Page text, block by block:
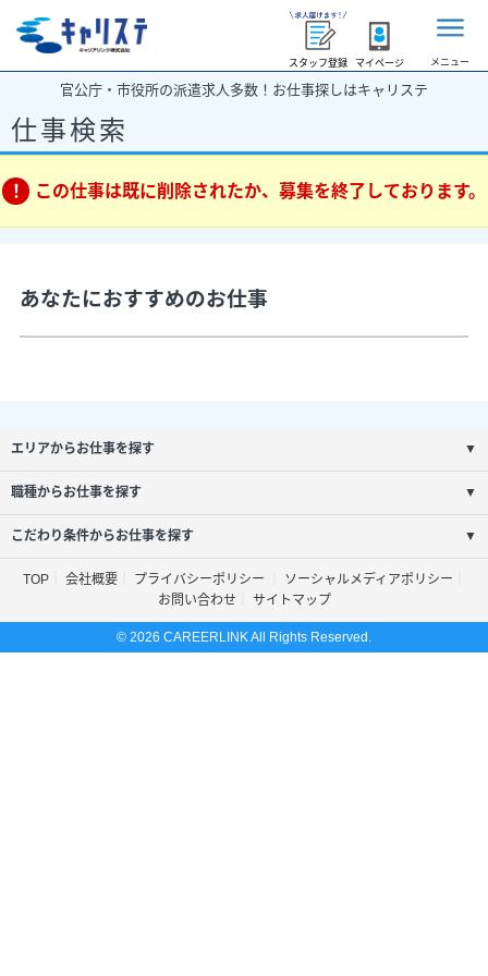
スタッフ登録 マイページ メニュー
官公庁・市役所の派遣求人多数！お仕事探しはキャリステ
仕事検索
この仕事は既に削除されたか、募集を終了しております。
あなたにおすすめのお仕事
エリアからお仕事を探す ▼
職種からお仕事を探す ▼
こだわり条件からお仕事を探す ▼
TOP 会社概要 プライバシーポリシー
ソーシャルメディアポリシー
お問い合わせ
サイトマップ
© 2026 CAREERLINK All Rights Reserved.